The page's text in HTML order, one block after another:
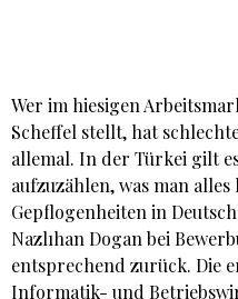
Wer im hiesigen
Scheffel stellt, hat
allemal. In der Türkei gilt
aufzuzählen, was man
Gepflogenheiten in
Nazlıhan Dogan bei
entsprechend zurück. Die
Informatik- und